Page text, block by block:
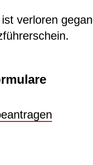
verloren